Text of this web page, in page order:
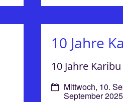
10 Jahre
10 Jahre Karibu
Datum:Mittwoch, 10.
September